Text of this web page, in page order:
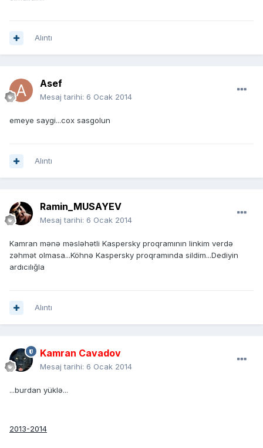
Alıntı
Asef
Mesaj tarihi: 6 Ocak 2014
emeye saygi...cox sasgolun
Alıntı
Ramin_MUSAYEV
Mesaj tarihi: 6 Ocak 2014
Kamran mənə məsləhətli Kaspersky proqramının linkim verdə
zəhmət olmasa...Köhnə Kaspersky proqramında sildim...Dediyin
ardıcılığla
Alıntı
Kamran Cavadov
Mesaj tarihi: 6 Ocak 2014
...burdan yüklə...
2013-2014